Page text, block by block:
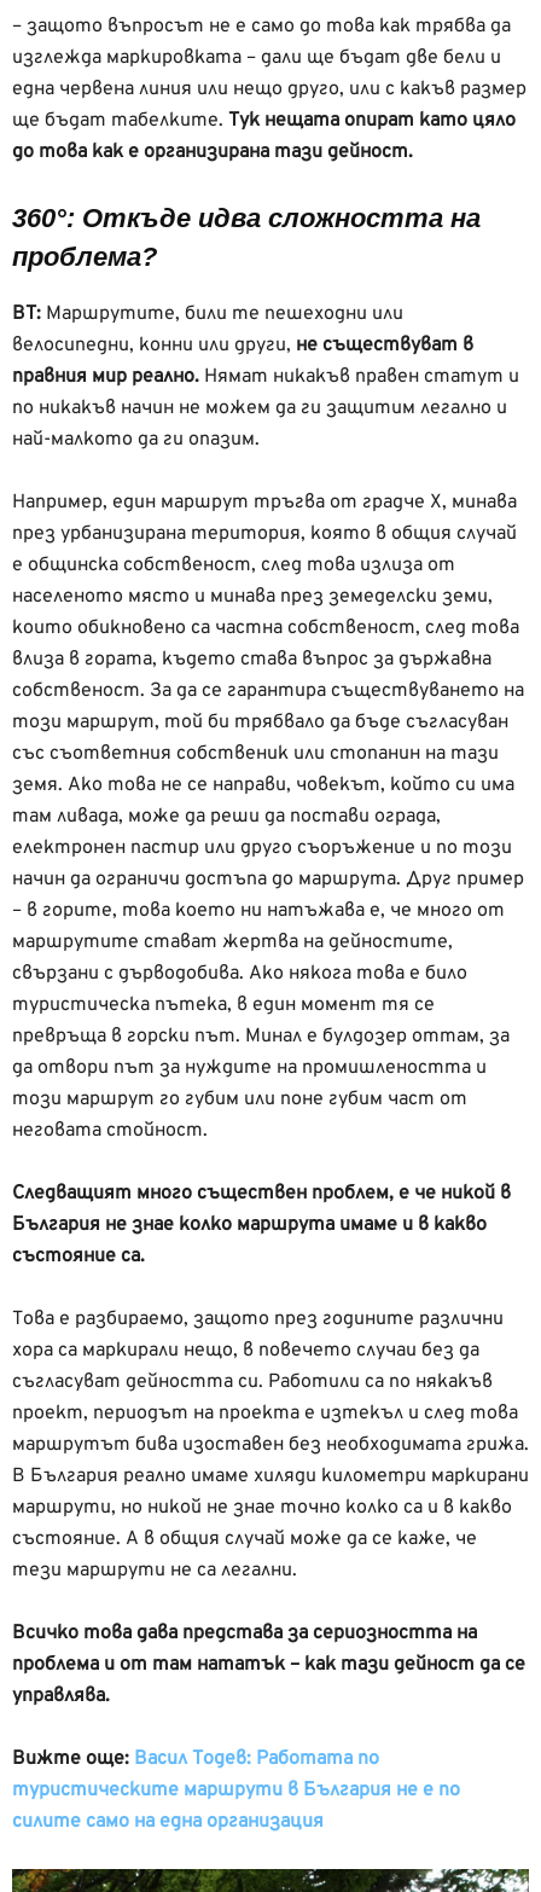
– защото въпросът не е само до това как трябва да
изглежда маркировката – дали ще бъдат две бели и
една червена линия или нещо друго, или с какъв размер
ще бъдат табелките. Тук нещата опират като цяло
до това как е организирана тази дейност.
360°: Откъде идва сложността на
проблема?
ВТ: Маршрутите, били те пешеходни или
велосипедни, конни или други, не съществуват в
правния мир реално. Нямат никакъв правен статут и
по никакъв начин не можем да ги защитим легално и
най-малкото да ги опазим.
Например, един маршрут тръгва от градче Х, минава
през урбанизирана територия, която в общия случай
е общинска собственост, след това излиза от
населеното място и минава през земеделски земи,
които обикновено са частна собственост, след това
влиза в гората, където става въпрос за държавна
собственост. За да се гарантира съществуването на
този маршрут, той би трябвало да бъде съгласуван
със съответния собственик или стопанин на тази
земя. Ако това не се направи, човекът, който си има
там ливада, може да реши да постави ограда,
електронен пастир или друго съоръжение и по този
начин да ограничи достъпа до маршрута. Друг пример
– в горите, това което ни натъжава е, че много от
маршрутите стават жертва на дейностите,
свързани с дърводобива. Ако някога това е било
туристическа пътека, в един момент тя се
превръща в горски път. Минал е булдозер оттам, за
да отвори път за нуждите на промишлеността и
този маршрут го губим или поне губим част от
неговата стойност.
Следващият много съществен проблем, е че никой в
България не знае колко маршрута имаме и в какво
състояние са.
Това е разбираемо, защото през годините различни
хора са маркирали нещо, в повечето случаи без да
съгласуват дейността си. Работили са по някакъв
проект, периодът на проекта е изтекъл и след това
маршрутът бива изоставен без необходимата грижа.
В България реално имаме хиляди километри маркирани
маршрути, но никой не знае точно колко са и в какво
състояние. А в общия случай може да се каже, че
тези маршрути не са легални.
Всичко това дава представа за сериозността на
проблема и от там нататък – как тази дейност да се
управлява.
Вижте още: Васил Тодев: Работата по
туристическите маршрути в България не е по
силите само на една организация